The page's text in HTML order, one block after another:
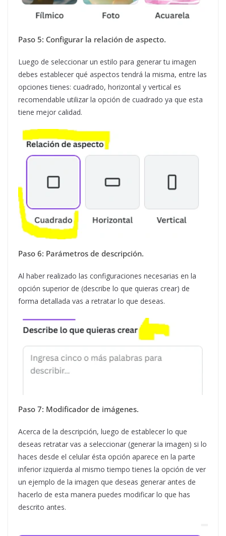
Paso 5: Configurar la relación de aspecto.
Luego de seleccionar un estilo para generar tu imagen
debes establecer qué aspectos tendrá la misma, entre las
opciones tienes: cuadrado, horizontal y vertical es
recomendable utilizar la opción de cuadrado ya que esta
tiene mejor calidad.
Paso 6: Parámetros de descripción.
Al haber realizado las configuraciones necesarias en la
opción superior de (describe lo que quieras crear) de
forma detallada vas a retratar lo que deseas.
Paso 7: Modificador de imágenes.
Acerca de la descripción, luego de establecer lo que
deseas retratar vas a seleccionar (generar la imagen) si lo
haces desde el celular ésta opción aparece en la parte
inferior izquierda al mismo tiempo tienes la opción de ver
un ejemplo de la imagen que deseas generar antes de
hacerlo de esta manera puedes modificar lo que has
descrito antes.